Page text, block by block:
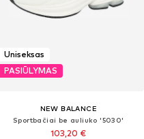
Uniseksas
PASIŪLYMAS
NEW BALANCE
Sportbačiai be auliuko '5030'
103,20 €